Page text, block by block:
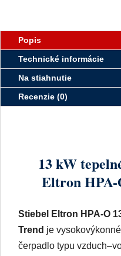
Popis
Technické informácie
Na stiahnutie
Recenzie (0)
13 kW
Eltron
Stiebel Eltron HPA-O
Trend je
čerpadlo typu